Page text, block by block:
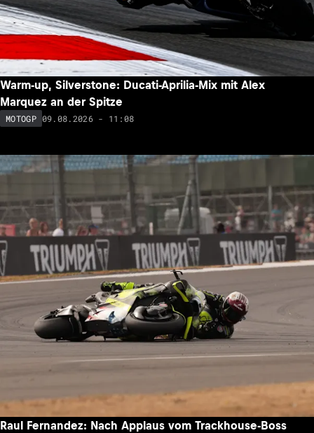
Warm-up, Silverstone: Ducati-Aprilia-Mix mit Alex
Marquez an der Spitze
MOTOGP 09.08.2026 - 11:08
Raul Fernandez: Nach Applaus vom Trackhouse-Boss